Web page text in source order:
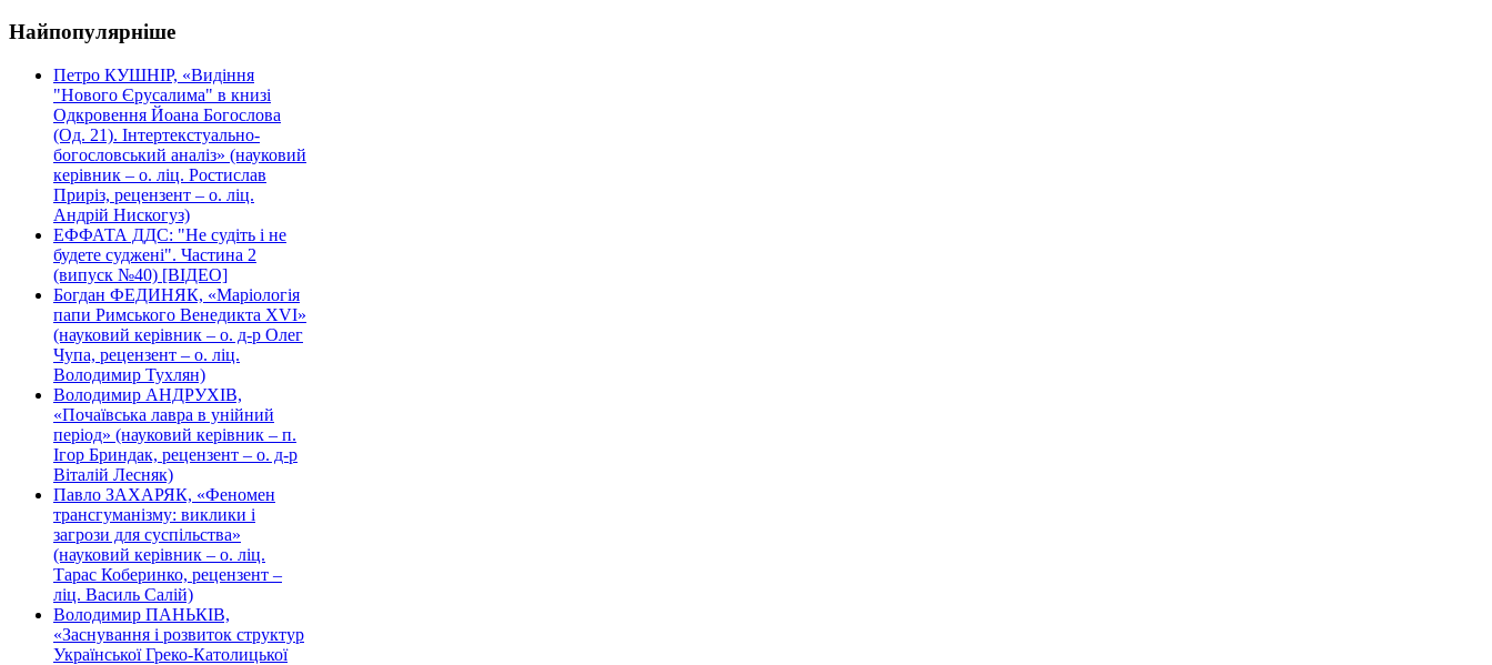
Найпопулярніше
Петро КУШНІР, «Видіння
"Нового Єрусалима" в книзі
Одкровення Йоана Богослова
(Од. 21). Інтертекстуально-
богословський аналіз» (науковий
керівник – о. ліц. Ростислав
Приріз, рецензент – о. ліц.
Андрій Нискогуз)
ЕФФАТА ДДС: "Не судіть і не
будете суджені". Частина 2
(випуск №40) [ВІДЕО]
Богдан ФЕДИНЯК, «Маріологія
папи Римського Венедикта XVI»
(науковий керівник – о. д-р Олег
Чупа, рецензент – о. ліц.
Володимир Тухлян)
Володимир АНДРУХІВ,
«Почаївська лавра в унійний
період» (науковий керівник – п.
Ігор Бриндак, рецензент – о. д-р
Віталій Лесняк)
Павло ЗАХАРЯК, «Феномен
трансгуманізму: виклики і
загрози для суспільства»
(науковий керівник – о. ліц.
Тарас Коберинко, рецензент –
ліц. Василь Салій)
Володимир ПАНЬКІВ,
«Заснування і розвиток структур
Української Греко-Католицької